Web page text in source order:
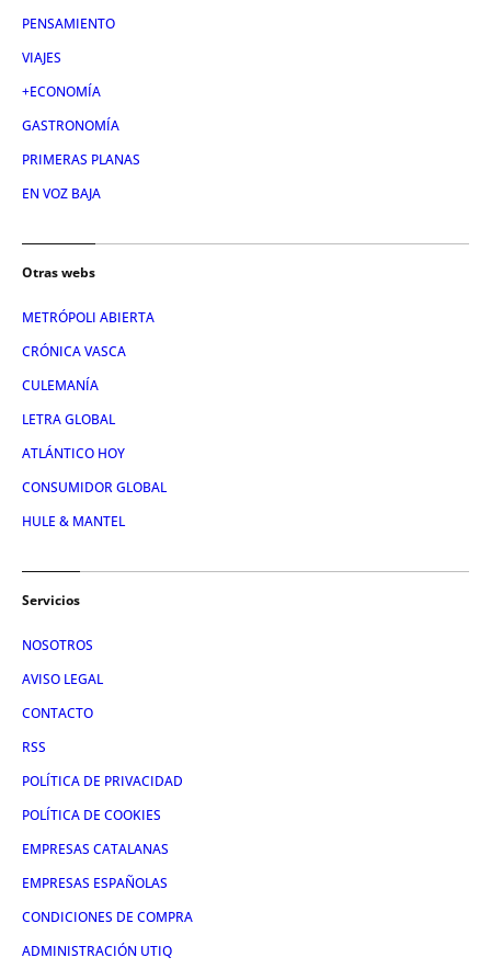
PENSAMIENTO
VIAJES
+ECONOMÍA
GASTRONOMÍA
PRIMERAS PLANAS
EN VOZ BAJA
Otras webs
METRÓPOLI ABIERTA
CRÓNICA VASCA
CULEMANÍA
LETRA GLOBAL
ATLÁNTICO HOY
CONSUMIDOR GLOBAL
HULE & MANTEL
Servicios
NOSOTROS
AVISO LEGAL
CONTACTO
RSS
POLÍTICA DE PRIVACIDAD
POLÍTICA DE COOKIES
EMPRESAS CATALANAS
EMPRESAS ESPAÑOLAS
CONDICIONES DE COMPRA
ADMINISTRACIÓN UTIQ